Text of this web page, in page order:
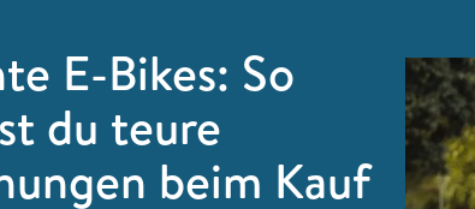
E-Bikes: So
du teure
beim Kauf